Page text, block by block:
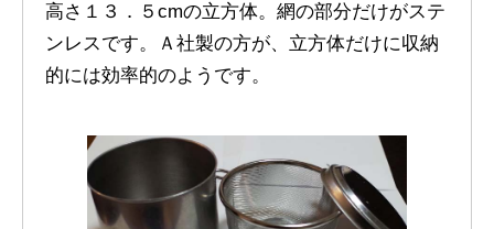
高さ１３．５cmの立方体。網の部分だけがステ
ンレスです。Ａ社製の方が、立方体だけに収納
的には効率的のようです。